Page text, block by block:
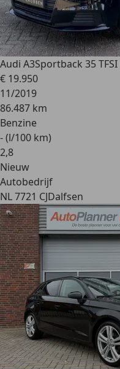
Audi A3Sportback 35
€ 19.950
11/2019
86.487 km
Benzine
- (l/100 km)
2,8
Nieuw
Autobedrijf
NL 7721 CJDalfsen